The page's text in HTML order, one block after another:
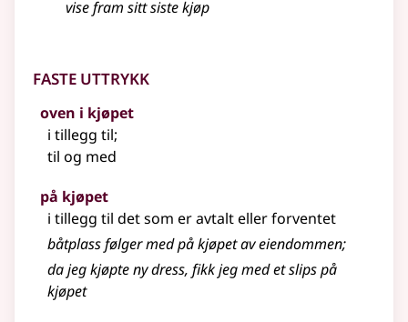
vise fram sitt sistekjøp
Faste uttrykk
oven i kjøpet
i tillegg til;
til og med
på kjøpet
i tillegg til det som er avtalt eller forventet
båtplass følger med på kjøpet av eiendommen;
da jeg kjøpte ny dress, fikk jeg med et slips på
kjøpet